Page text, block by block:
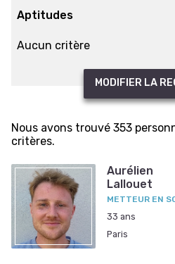
Aptitudes
Aucun critère
MODIFIER LA
Nous avons trouvé 353
critères.
Aurélien
Lallouet
METTEUR EN
33 ans
Paris